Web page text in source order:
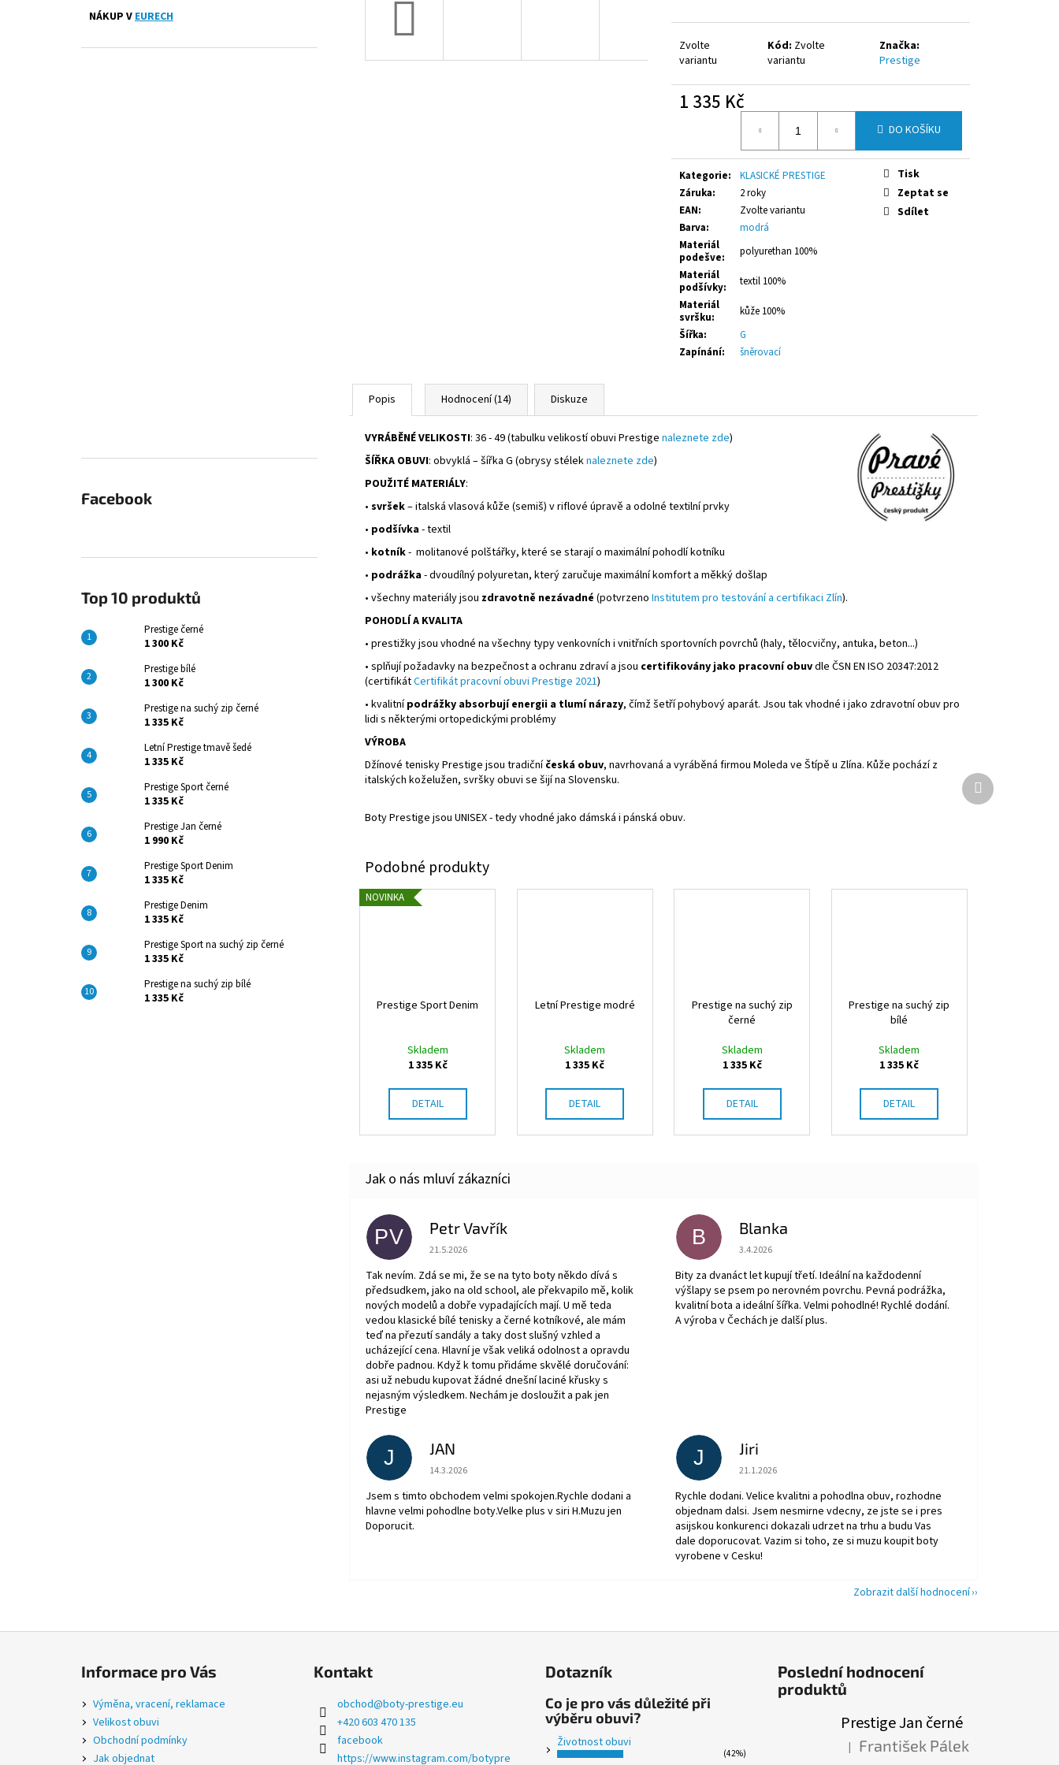
NÁKUP VEURECH
Facebook
Top 10 produktů
Prestige černé
1 300 Kč
Prestige bílé
1 300 Kč
Prestige na suchý zip černé
1 335 Kč
Letní Prestige tmavě šedé
1 335 Kč
Prestige Sport černé
1 335 Kč
Prestige Jan černé
1 990 Kč
Prestige Sport Denim
1 335 Kč
Prestige Denim
1 335 Kč
Prestige Sport na suchý zip černé
1 335 Kč
Prestige na suchý zip bílé
1 335 Kč
Zvolte
variantu
Kód: Zvolte
variantu
Značka:
Prestige
1 335 Kč
DO KOŠÍKU
Kategorie:
KLASICKÉ PRESTIGE
Záruka:
2 roky
EAN:
Zvolte variantu
Barva:
modrá
Materiál
podešve:
polyurethan 100%
Materiál
podšívky:
textil 100%
Materiál
svršku:
kůže 100%
Šířka:
G
Zapínání: šněrovací
Tisk
Zeptat se
Sdílet
Popis Hodnocení (14) Diskuze
VYRÁBĚNÉ VELIKOSTI: 36 - 49 (tabulku velikostí obuvi Prestige naleznete zde)
ŠÍŘKA OBUVI: obvyklá – šířka G (obrysy stéleknaleznete zde)
POUŽITÉ MATERIÁLY:
• svršek– italská vlasová kůže (semiš) v riflové úpravě a odolné textilní prvky
• podšívka- textil
• kotník- molitanové polštářky, které se starají o maximální pohodlí kotníku
• podrážka- dvoudílný polyuretan, který zaručuje maximální komfort a měkký došlap
• všechny materiály jsou zdravotně nezávadné (potvrzeno Institutem pro testování a certifikaci Zlín).
POHODLÍ A KVALITA
• prestižky jsou vhodné na všechny typy venkovních i vnitřních sportovních povrchů (haly, tělocvičny, antuka, beton...)
• splňují požadavky na bezpečnost a ochranu zdraví a jsou certifikovány jako pracovní obuvdle ČSN EN ISO 20347:2012
(certifikátCertifikát pracovní obuvi Prestige 2021)
• kvalitnípodrážky absorbují energii a tlumí nárazy, čímž šetří pohybový aparát. Jsou tak vhodné i jako zdravotní obuv pro
lidi s některými ortopedickými problémy
VÝROBA
Džínové tenisky Prestige jsou tradiční česká obuv, navrhovaná a vyráběná firmou Moleda ve Štípě u Zlína. Kůže pochází z
italských koželužen, svršky obuvi se šijí na Slovensku.
Boty Prestige jsou UNISEX - tedy vhodné jako dámská i pánská obuv.
NOVINKA
Prestige Sport Denim
Skladem
1 335 Kč
DETAIL
Letní Prestige modré
Skladem
1 335 Kč
DETAIL
Prestige na suchý zip
černé
Skladem
1 335 Kč
DETAIL
Prestige na suchý zip
bílé
Skladem
1 335 Kč
DETAIL
Další
produkt
PV Petr Vavřík
Hodnocení obchodu je 5 z 5 hvězdiček.
21.5.2026
Tak nevím. Zdá se mi, že se na tyto boty někdo dívá s
předsudkem, jako na old school, ale překvapilo mě, kolik
nových modelů a dobře vypadajících mají. U mě teda
vedou klasické bílé tenisky a černé kotníkové, ale mám
teď na přezutí sandály a taky dost slušný vzhled a
ucházející cena. Hlavní je však veliká odolnost a opravdu
dobře padnou. Když k tomu přidáme skvělé doručování:
asi už nebudu kupovat žádné dnešní laciné křusky s
nejasným výsledkem. Nechám je dosloužit a pak jen
Prestige
B Blanka
Hodnocení obchodu je 5 z 5 hvězdiček.
3.4.2026
Bity za dvanáct let kupují třetí. Ideální na každodenní
výšlapy se psem po nerovném povrchu. Pevná podrážka,
kvalitní bota a ideální šířka. Velmi pohodlné! Rychlé dodání.
A výroba v Čechách je další plus.
J JAN
Hodnocení obchodu je 5 z 5 hvězdiček.
14.3.2026
Jsem s timto obchodem velmi spokojen.Rychle dodani a
hlavne velmi pohodlne boty.Velke plus v siri H.Muzu jen
Doporucit.
J Jiri
Hodnocení obchodu je 5 z 5 hvězdiček.
21.1.2026
Rychle dodani. Velice kvalitni a pohodlna obuv, rozhodne
objednam dalsi. Jsem nesmirne vdecny, ze jste se i pres
asijskou konkurenci dokazali udrzet na trhu a budu Vas
dale doporucovat. Vazim si toho, ze si muzu koupit boty
vyrobene v Cesku!
Zobrazit další hodnocení
1 300 Kč
Informace pro Vás
Výměna, vracení, reklamace
Velikost obuvi
Obchodní podmínky
Jak objednat
Kontakt
obchod@boty-prestige.eu
+420 603 470 135
facebook
https://www.instagram.com/botypre
Dotazník
Co je pro vás důležité při
výběru obuvi?
Životnost obuvi
(42%)
Poslední hodnocení
produktů
Prestige Jan černé
Hodnocení produktu je 5 z 5 hvězdiček.
| František Pálek